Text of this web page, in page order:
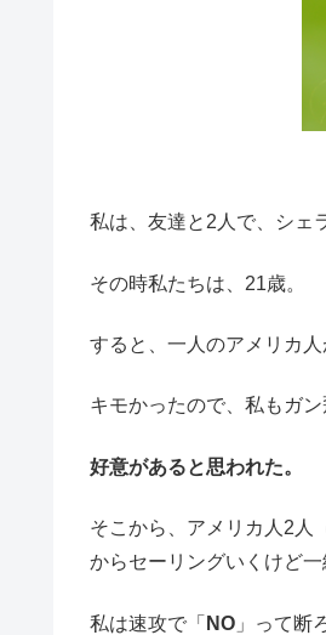
私は、友達と2人で、シェ
その時私たちは、21歳。
すると、一人のアメリカ人
キモかったので、私もガ
好意があると思われた。
そこから、アメリカ人2人
からセーリングいくけど
私は速攻で「 NO 」って断